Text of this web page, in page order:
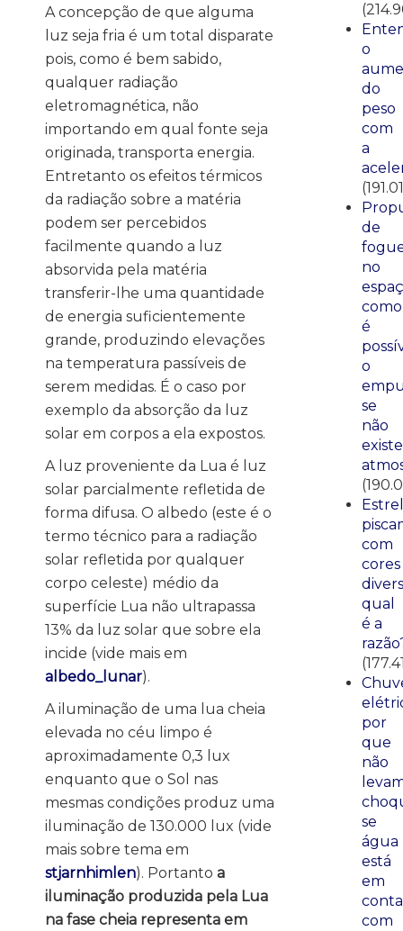
A concepção de que alguma
luz seja fria é um total disparate
pois, como é bem sabido,
qualquer radiação
eletromagnética, não
importando em qual fonte seja
originada, transporta energia.
Entretanto os efeitos térmicos
da radiação sobre a matéria
podem ser percebidos
facilmente quando a luz
absorvida pela matéria
transferir-lhe uma quantidade
de energia suficientemente
grande, produzindo elevações
na temperatura passíveis de
serem medidas. É o caso por
exemplo da absorção da luz
solar em corpos a ela expostos.
A luz proveniente da Lua é luz
solar parcialmente refletida de
forma difusa. O albedo (este é o
termo técnico para a radiação
solar refletida por qualquer
corpo celeste) médio da
superfície Lua não ultrapassa
13% da luz solar que sobre ela
incide (vide mais em
albedo_lunar).
A iluminação de uma lua cheia
elevada no céu limpo é
aproximadamente 0,3 lux
enquanto que o Sol nas
mesmas condições produz uma
iluminação de 130.000 lux (vide
mais sobre tema em
stjarnhimlen). Portanto a
iluminação produzida pela Lua
na fase cheia representa em
o
do
peso
com
a
de
no
como
é
o
se
não
existe
com
cores
qual
é a
por
que
não
se
água
está
em
com